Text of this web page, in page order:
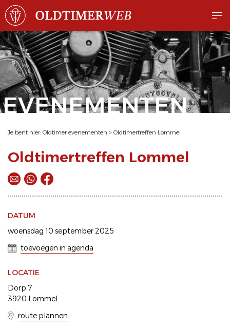
EVENEMENTEN
Je bent hier: Oldtimer evenementen > Oldtimertreffen Lommel
Oldtimertreffen Lommel
DATUM
woensdag 10 september 2025
toevoegen in agenda
LOCATIE
Dorp 7
3920 Lommel
route plannen